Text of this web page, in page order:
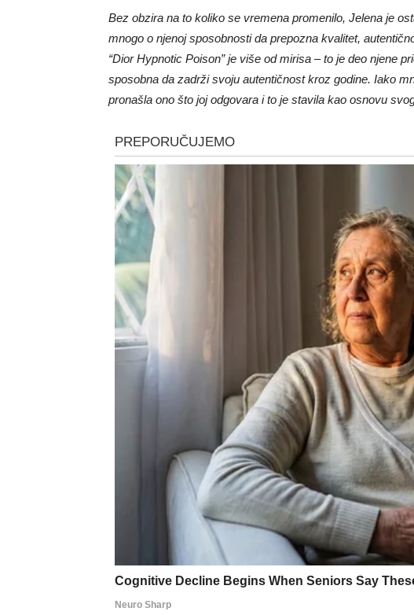
Bez obzira na to koliko se vremena promenilo, Jelena je
mnogo o njenoj sposobnosti da prepozna kvalitet,
“Dior Hypnotic Poison” je više od mirisa – to je deo njene
sposobna da zadrži svoju autentičnost kroz godine. Iako
pronašla ono što joj odgovara i to je stavila kao osnovu